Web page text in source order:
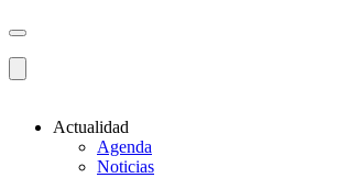
Actualidad
Agenda
Noticias